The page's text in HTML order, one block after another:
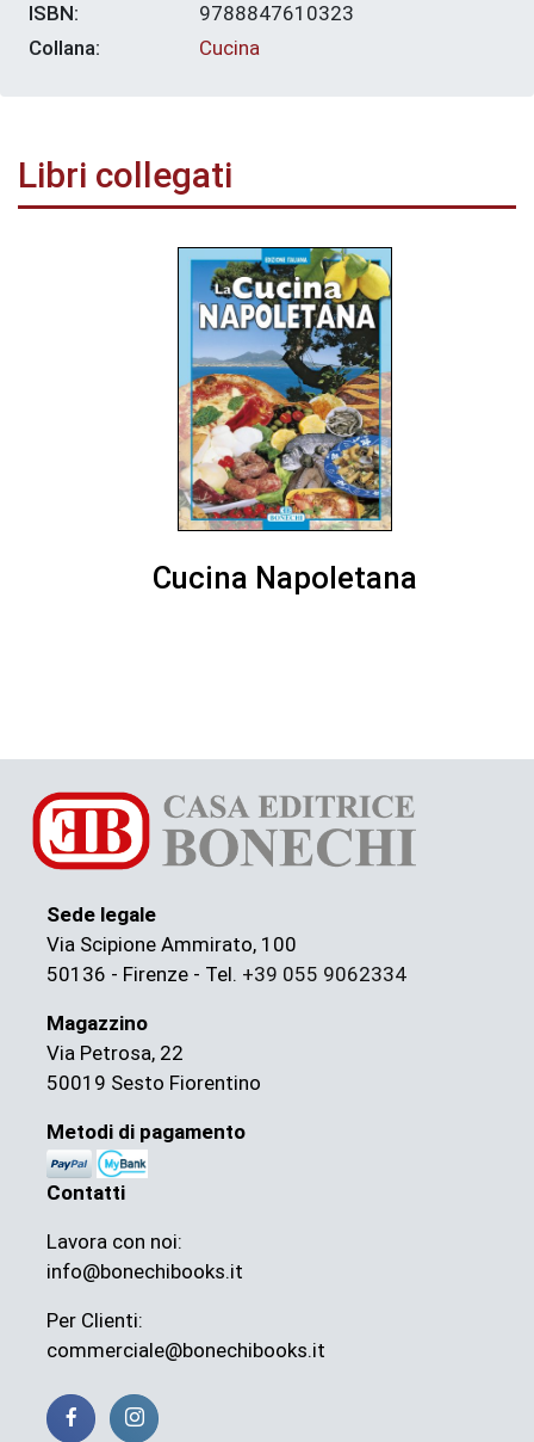
ISBN:
9788847610323
Collana:
Cucina
Libri collegati
Cucina Napoletana
Sede legale
Via Scipione Ammirato, 100
50136 - Firenze - Tel. +39 055 9062334
Magazzino
Via Petrosa, 22
50019 Sesto Fiorentino
Metodi di pagamento
Contatti
Lavora con noi:
info@bonechibooks.it
Per Clienti:
commerciale@bonechibooks.it